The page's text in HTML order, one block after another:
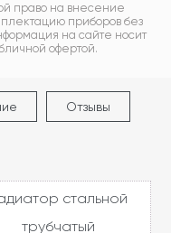
право на внесение
приборов без
на сайте носит
офертой.
Отзывы
стальной
трубчатый